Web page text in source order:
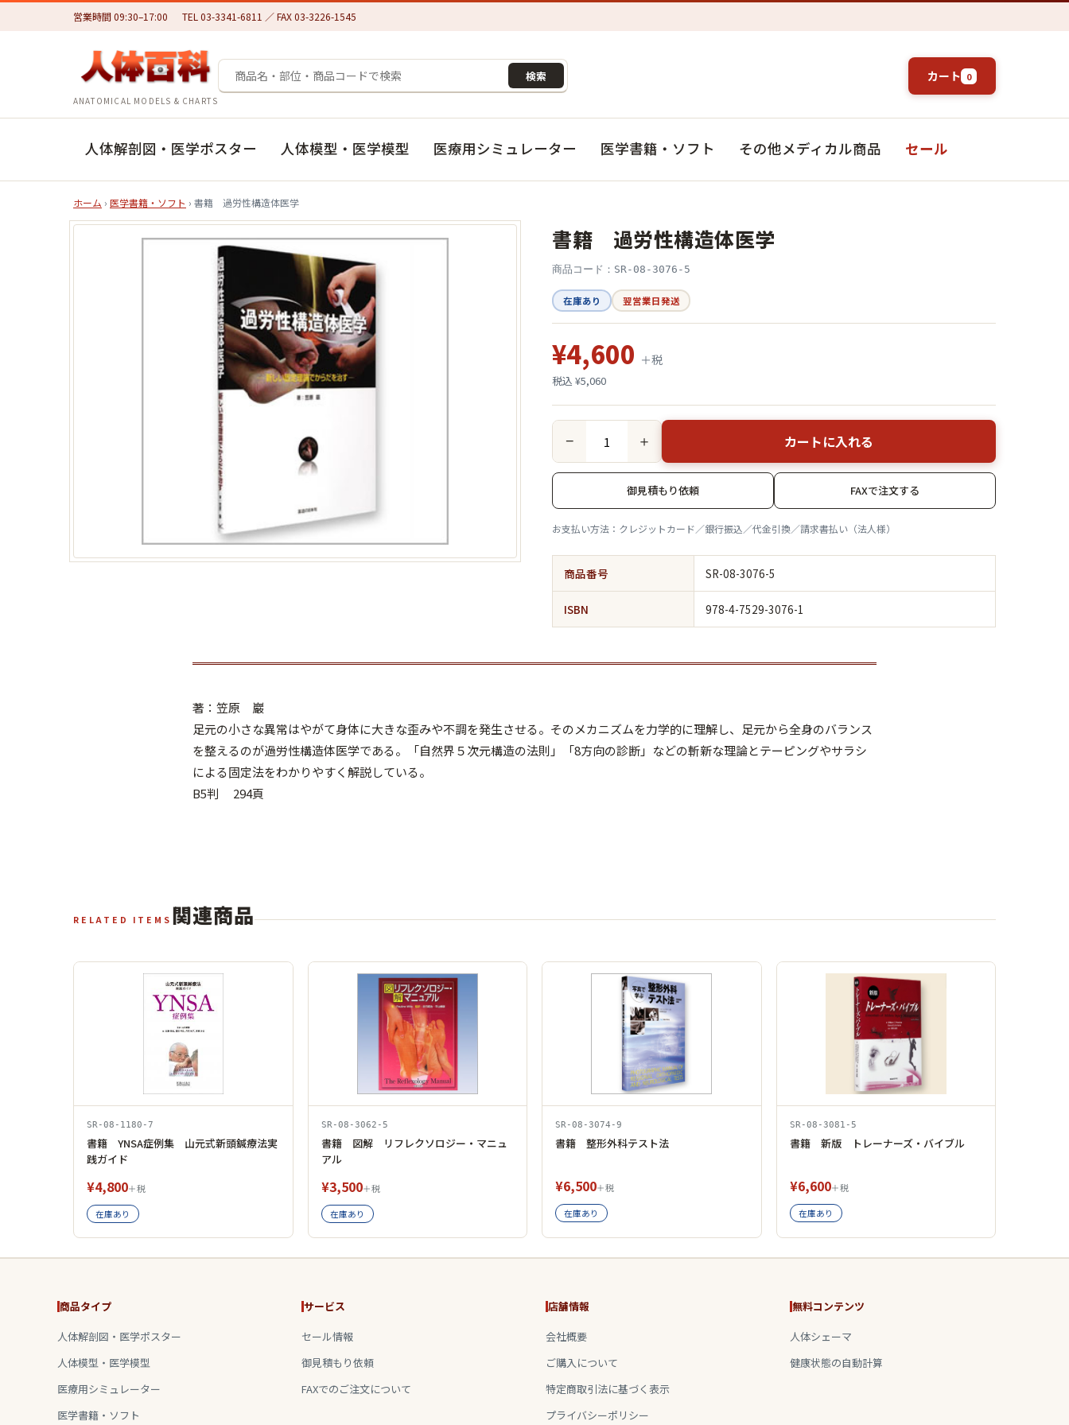
営業時間 09:30–17:00 TEL 03-3341-6811 ／ FAX 03-3226-1545
ANATOMICAL MODELS & CHARTS
検索 カート 0
人体解剖図・医学ポスター 人体模型・医学模型 医療用シミュレーター 医学書籍・ソフト その他メディカル商品 セール
ホーム › 医学書籍・ソフト › 書籍 過労性構造体医学
書籍 過労性構造体医学
商品コード：SR-08-3076-5
在庫あり 翌営業日発送
¥4,600 ＋税
税込 ¥5,060
− ＋ カートに入れる
御見積もり依頼 FAXで注文する
お支払い方法：クレジットカード／銀行振込／代金引換／請求書払い（法人様）
商品番号 SR-08-3076-5
ISBN 978-4-7529-3076-1
著：笠原 巖
足元の小さな異常はやがて身体に大きな歪みや不調を発生させる。そのメカニズムを力学的に理解し、足元から全身のバランス
を整えるのが過労性構造体医学である。「自然界５次元構造の法則」「8方向の診断」などの斬新な理論とテーピングやサラシ
による固定法をわかりやすく解説している。
B5判 294頁
RELATED ITEMS 関連商品
SR-08-1180-7
書籍 YNSA症例集 山元式新頭鍼療法実
践ガイド
¥4,800＋税
在庫あり
SR-08-3062-5
書籍 図解 リフレクソロジー・マニュ
アル
¥3,500＋税
在庫あり
SR-08-3074-9
書籍 整形外科テスト法
¥6,500＋税
在庫あり
SR-08-3081-5
書籍 新版 トレーナーズ・バイブル
¥6,600＋税
在庫あり
商品タイプ
人体解剖図・医学ポスター
人体模型・医学模型
医療用シミュレーター
医学書籍・ソフト
サービス
セール情報
御見積もり依頼
FAXでのご注文について
店舗情報
会社概要
ご購入について
特定商取引法に基づく表示
プライバシーポリシー
無料コンテンツ
人体シェーマ
健康状態の自動計算